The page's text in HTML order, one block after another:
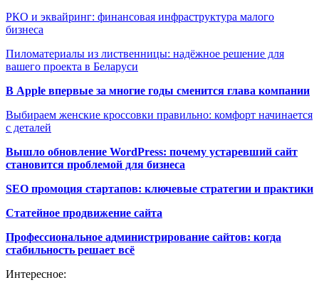
РКО и эквайринг: финансовая инфраструктура малого
бизнеса
Пиломатериалы из лиственницы: надёжное решение для
вашего проекта в Беларуси
В Apple впервые за многие годы сменится глава компании
Выбираем женские кроссовки правильно: комфорт начинается
с деталей
Вышло обновление WordPress: почему устаревший сайт
становится проблемой для бизнеса
SEO промоция стартапов: ключевые стратегии и практики
Статейное продвижение сайта
Профессиональное администрирование сайтов: когда
стабильность решает всё
Интересное: